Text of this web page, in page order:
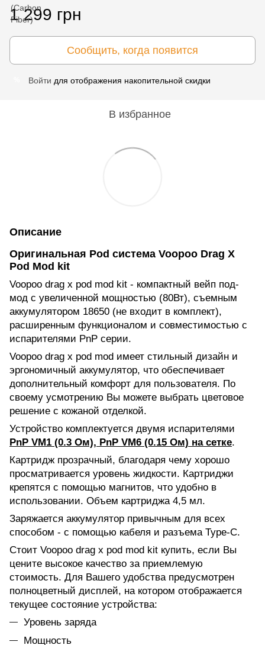
1 299 грн
Сообщить, когда появится
Войти для отображения накопительной скидки
В избранное
Описание
Оригинальная Pod система Voopoo Drag X
Pod Mod kit
Voopoo drag x pod mod kit - компактный вейп под-
мод с увеличенной мощностью (80Вт), съемным
аккумулятором 18650 (не входит в комплект),
расширенным функционалом и совместимостью с
испарителями PnP серии.
Voopoo drag x pod mod имеет стильный дизайн и
эргономичный аккумулятор, что обеспечивает
дополнительный комфорт для пользователя. По
своему усмотрению Вы можете выбрать цветовое
решение с кожаной отделкой.
Устройство комплектуется двумя испарителями
PnP VM1 (0.3 Ом), PnP VM6 (0.15 Ом) на сетке.
Картридж прозрачный, благодаря чему хорошо
просматривается уровень жидкости. Картриджи
крепятся с помощью магнитов, что удобно в
использовании. Объем картриджа 4,5 мл.
Заряжается аккумулятор привычным для всех
способом - с помощью кабеля и разъема Type-C.
Стоит Voopoo drag x pod mod kit купить, если Вы
цените высокое качество за приемлемую
стоимость. Для Вашего удобства предусмотрен
полноцветный дисплей, на котором отображается
текущее состояние устройства:
Уровень заряда
Мощность